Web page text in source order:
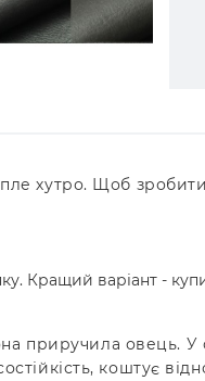
хутро. Щоб
Кращий варіант -
приручила овець.
коштує